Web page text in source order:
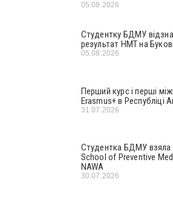
05.08.2026
Студентку БДМУ
результат НМТ на
05.08.2026
Перший курс і перші
Erasmus+ в Республіці
31.07.2026
Студентка БДМУ взяла
School of Preventive
NAWA
30.07.2026